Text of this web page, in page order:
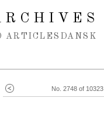
ARTICLES DANSK
No. 2748 of 10323